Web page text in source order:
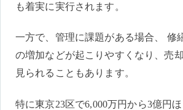
も着実に実行されます。
一方で、管理に課題がある場合、 修
の増加などが起こりやすくなり、売
見られることもあります。
特に東京23区で6,000万円から3億円